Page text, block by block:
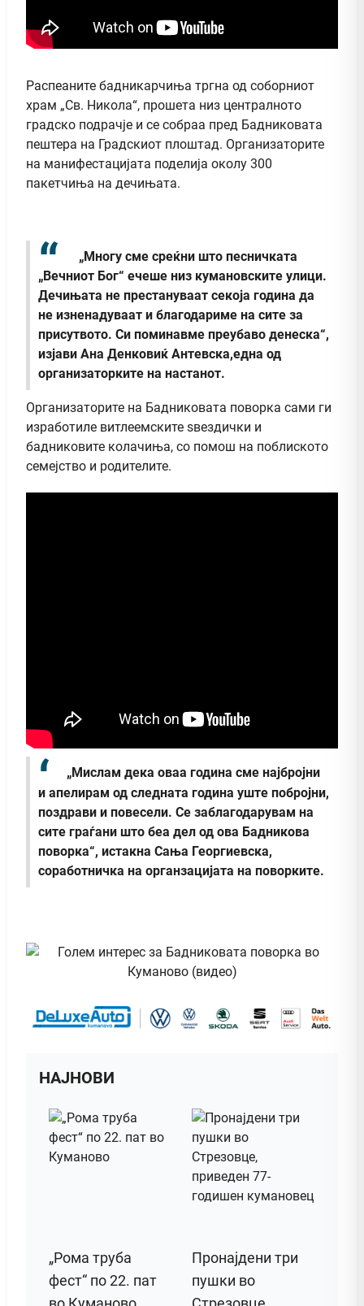
Распеаните бадникарчиња тргна од соборниот
храм „Св. Никола“, прошета низ централното
градско подрачје и се собраа пред Бадниковата
пештера на Градскиот плоштад. Организаторите
на манифестацијата поделија околу 300
пакетчиња на дечињата.
„Многу сме среќни што песничката
„Вечниот Бог“ ечеше низ кумановските улици.
Дечињата не престануваат секоја година да
не изненадуваат и благодариме на сите за
присутвото. Си поминавме преубаво денеска“,
изјави Ана Денковиќ Антевска,една од
организаторките на настанот.
Организаторите на Бадниковата поворка сами ги
изработиле витлеемските ѕвездички и
бадниковите колачиња, со помош на поблиското
семејство и родителите.
„Мислам дека оваа година сме најбројни
и апелирам од следната година уште побројни,
поздрави и повесели. Се заблагодарувам на
сите граѓани што беа дел од ова Бадникова
поворка“, истакна Сања Георгиевска,
соработничка на органзацијата на поворките.
НАЈНОВИ
„Рома труба
фест“ по 22. пат
Пронајдени три
пушки во